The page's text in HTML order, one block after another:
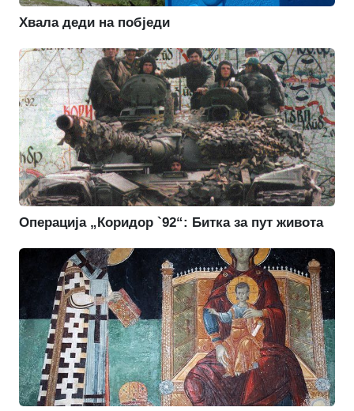
Хвала деди на побједи
Операција „Коридор `92“: Битка за пут живота